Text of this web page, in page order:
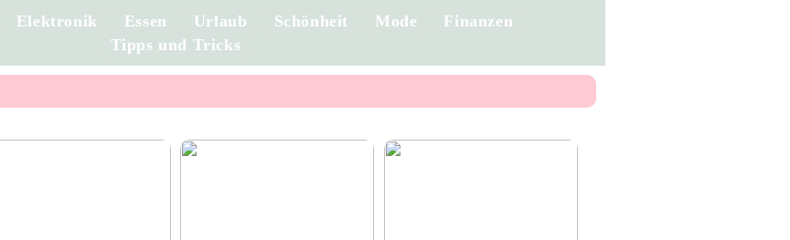
Elektronik Essen Urlaub Schönheit Mode
Finanzen
Tipps und Tricks